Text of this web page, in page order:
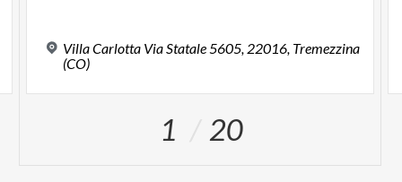
Villa Carlotta Via Statale 5605, 22016, Tremezzina
(CO)
1 20